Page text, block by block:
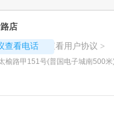
店
查看电话
8705 查看用户协议 >
榆路甲151号(普国电子城南500米